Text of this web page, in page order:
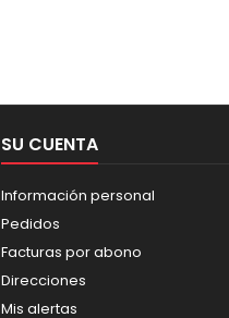
SU CUENTA
Información personal
Pedidos
Facturas por abono
Direcciones
Mis alertas